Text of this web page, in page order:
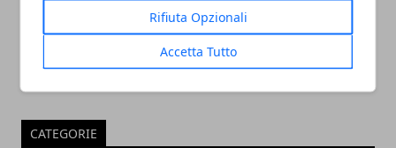
Rifiuta Opzionali
Accetta Tutto
CATEGORIE